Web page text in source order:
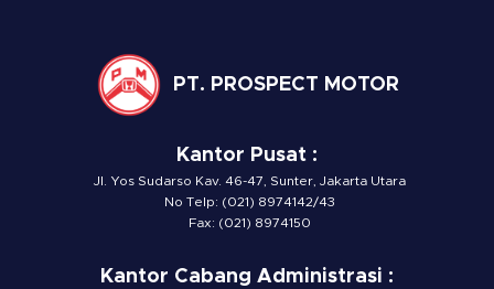
PT. PROSPECT MOTOR
Kantor Pusat :
Jl. Yos Sudarso Kav. 46-47, Sunter, Jakarta Utara
No Telp: (021) 8974142/43
Fax: (021) 8974150
Kantor Cabang Administrasi :